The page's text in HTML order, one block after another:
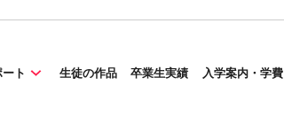
ト 生徒の作品 卒業生実績 入学案内・学費